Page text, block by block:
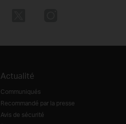
Actualité
Communiqués
Recommandé par la presse
Avis de sécurité